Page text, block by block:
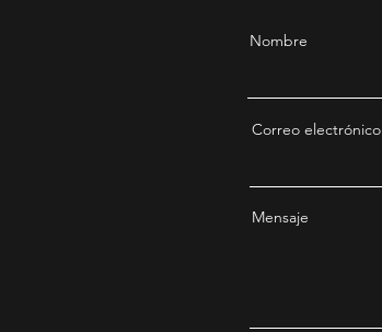
Nombre
Correo electrónico
Mensaje